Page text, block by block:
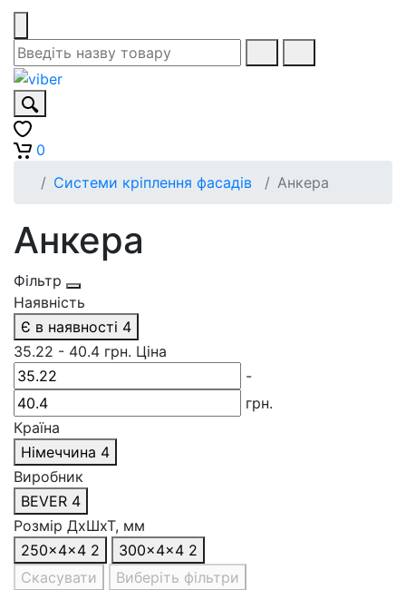
0
Системи кріплення фасадів
Анкера
Анкера
Фільтр
Наявність
Є в наявності 4
35.22 - 40.4 грн. Ціна
-
грн.
Країна
Німеччина 4
Виробник
BEVER 4
Розмір ДхШхТ, мм
250x4x4 2 300x4x4 2
Скасувати
Виберіть фільтри